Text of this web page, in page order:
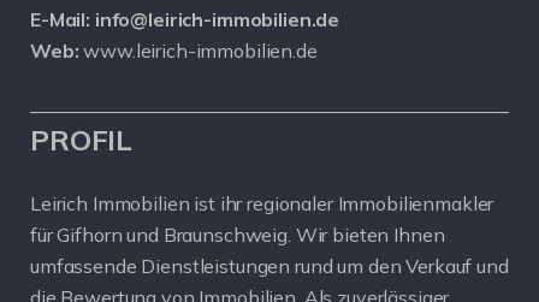
E-Mail: info@leirich-immobilien.de
Web: www.leirich-immobilien.de
PROFIL
Leirich Immobilien ist ihr regionaler Immobilienmakler
für Gifhorn und Braunschweig. Wir bieten Ihnen
umfassende Dienstleistungen rund um den Verkauf und
die Bewertung von Immobilien. Als zuverlässiger